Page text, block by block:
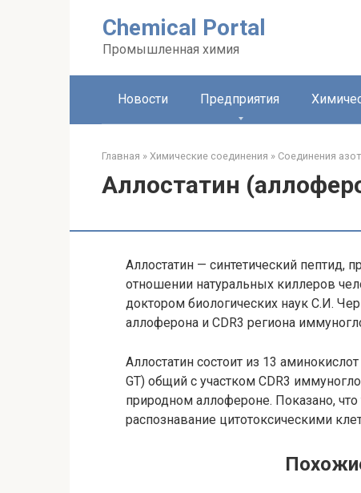
Chemical Portal
Промышленная химия
Новости Предприятия
Главная » Химические соединения » Соединения
Аллостатин
Аллостатин — синтетический пептид,
отношении натуральных киллеров
доктором биологических наук С.И.
аллоферона и CDR3 региона
Аллостатин состоит из 13
GT) общий с участком CDR3
природном аллофероне. Показано,
распознавание цитотоксическими